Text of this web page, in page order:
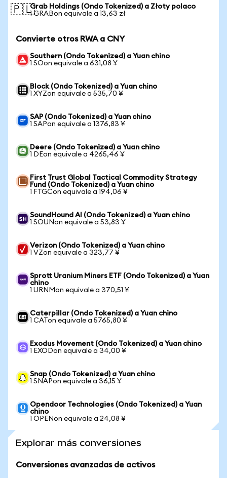
🇵🇱Grab Holdings (Ondo Tokenized) a Złoty polaco
1 GRABon equivale a 13,63 zł
Convierte otros RWA a CNY
Southern (Ondo Tokenized) a Yuan chino
1 SOon equivale a 631,08 ¥
Block (Ondo Tokenized) a Yuan chino
1 XYZon equivale a 535,70 ¥
SAP (Ondo Tokenized) a Yuan chino
1 SAPon equivale a 1376,83 ¥
Deere (Ondo Tokenized) a Yuan chino
1 DEon equivale a 4265,46 ¥
First Trust Global Tactical Commodity Strategy
Fund (Ondo Tokenized) a Yuan chino
1 FTGCon equivale a 194,06 ¥
SoundHound AI (Ondo Tokenized) a Yuan chino
1 SOUNon equivale a 53,83 ¥
Verizon (Ondo Tokenized) a Yuan chino
1 VZon equivale a 323,77 ¥
Sprott Uranium Miners ETF (Ondo Tokenized) a Yuan
chino
1 URNMon equivale a 370,51 ¥
Caterpillar (Ondo Tokenized) a Yuan chino
1 CATon equivale a 5765,80 ¥
Exodus Movement (Ondo Tokenized) a Yuan chino
1 EXODon equivale a 34,00 ¥
Snap (Ondo Tokenized) a Yuan chino
1 SNAPon equivale a 36,15 ¥
Opendoor Technologies (Ondo Tokenized) a Yuan
chino
1 OPENon equivale a 24,08 ¥
Explorar más conversiones
Conversiones avanzadas de activos